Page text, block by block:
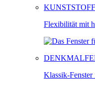
Flexibilität mit
Klassik-Fenster